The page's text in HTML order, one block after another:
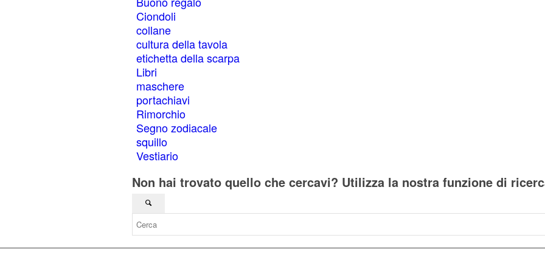
nella
pagina
del
Ciondoli
collane
cultura della tavola
etichetta della scarpa
Libri
maschere
portachiavi
Rimorchio
Segno zodiacale
squillo
Vestiario
Non hai trovato quello che cercavi? Utilizza la nostra funzione di